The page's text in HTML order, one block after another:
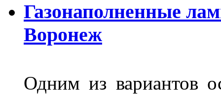
Газонаполненные
Воронеж
Одним из вариантов